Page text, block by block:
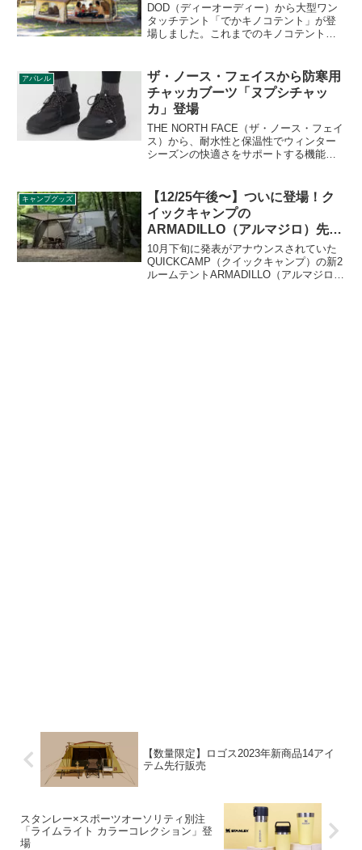
す。
DOD（ディーオーディー）から大型ワン
タッチテント「でかキノコテント」が登
場しました。これまでのキノコテントシ
人が横になれる大型サイズのテントで
す。詳細をレビューします。
アパレル
ザ・ノース・フェイスから防寒用
チャッカブーツ「ヌプシチャッ
カ」登場
THE NORTH FACE（ザ・ノース・フェイ
ス）から、耐水性と保温性でウィンター
シーズンの快適さをサポートする機能的
す。詳細をレビューします。
キャンプグッズ
【12/25午後〜】ついに登場！ク
イックキャンプの
ARMADILLO（アルマジロ）先行
予約開始
10月下旬に発表がアナウンスされていた
QUICKCAMP（クイックキャンプ）の新2
ルームテントARMADILLO（アルマジロ）
【数量限定】ロゴス2023年新商品14アイ
テム先行販売
スタンレー×スポーツオーソリティ別注
「ライムライト カラーコレクション」登
場